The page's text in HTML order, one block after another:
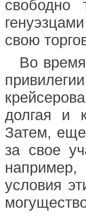
свободно
свою
Во
долгая и
Затем,
за свое
условия